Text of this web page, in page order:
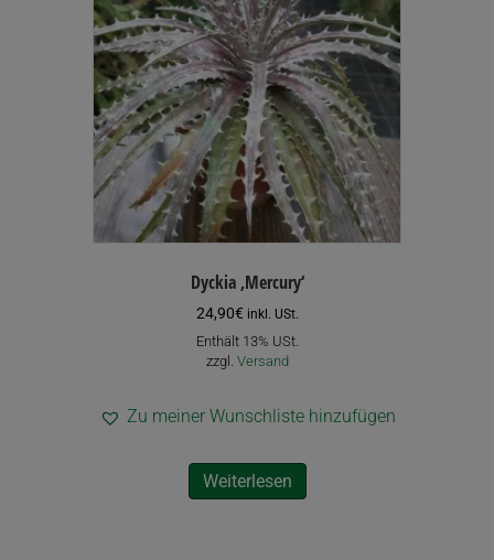
Dyckia ‚Mercury‘
24,90€ inkl. USt.
Enthält 13% USt.
zzgl. Versand
Zu meiner Wunschliste hinzufügen
Weiterlesen